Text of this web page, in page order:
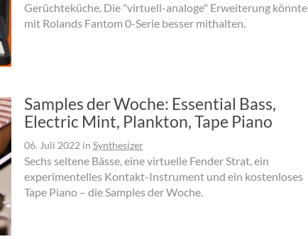
Gerüchteküche. Die "virtuell-analoge" Erweiterung könnte
mit Rolands Fantom 0-Serie besser mithalten.
Samples der Woche: Essential Bass,
Electric Mint, Plankton, Tape Piano
06. Juli 2022 in Synthesizer
Sechs seltene Bässe, eine virtuelle Fender Strat, ein
experimentelles Kontakt-Instrument und ein kostenloses
Tape Piano – die Samples der Woche.